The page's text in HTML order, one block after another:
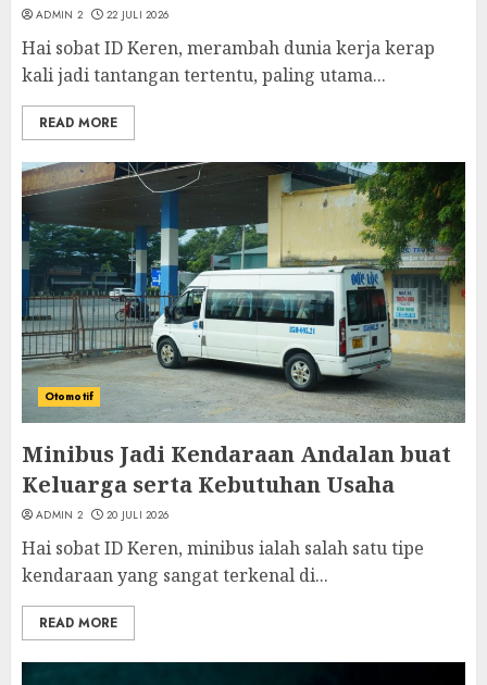
ADMIN 2 22 JULI 2026
Hai sobat ID Keren, merambah dunia kerja kerap
kali jadi tantangan tertentu, paling utama...
READ MORE
Otomotif
Minibus Jadi Kendaraan Andalan buat
Keluarga serta Kebutuhan Usaha
ADMIN 2 20 JULI 2026
Hai sobat ID Keren, minibus ialah salah satu tipe
kendaraan yang sangat terkenal di...
READ MORE